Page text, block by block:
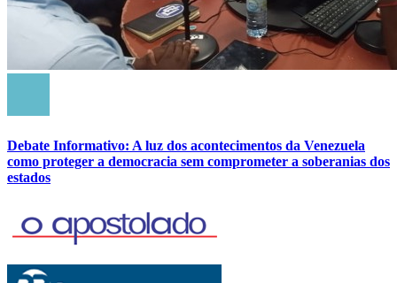
Debate Informativo: A luz dos acontecimentos da Venezuela
como proteger a democracia sem comprometer a soberanias dos
estados